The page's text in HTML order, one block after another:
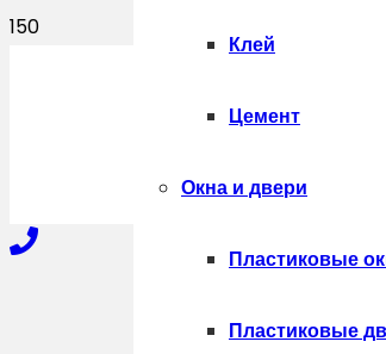
+7-910-327-77-88
Клей
Цемент
Окна и двери
Пластиковые
Пластиковые